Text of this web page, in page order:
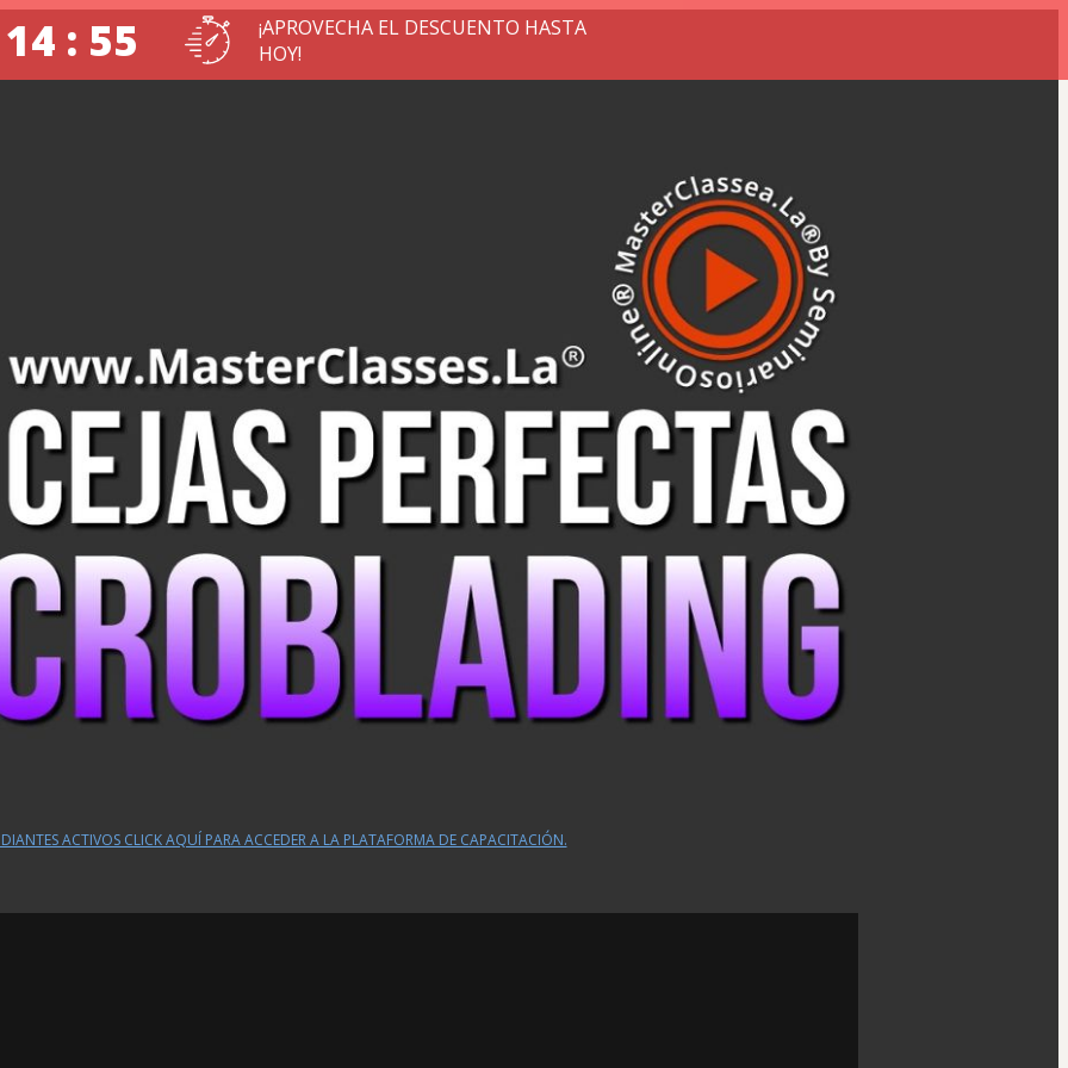
: 54
¡APROVECHA EL DESCUENTO HASTA
HOY!
ACTIVOS CLICK AQUÍ PARA ACCEDER A LA PLATAFORMA DE CAPACITACIÓN.